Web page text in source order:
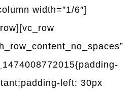
width=”1/6″]
left: 30px